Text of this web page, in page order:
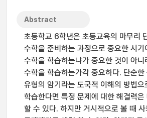
Abstract
초등학교 6학년은 초등교육의 마무리
수학을 준비하는 과정으로 중요한 시기
수학을 학습하는냐가 중요한 것이 아
수학을 학습하는가각 중요하다. 단순한
유형의 암기라는 도국적 이해의 방법으
학습한다면 특정 문제에 대한 해결력은
할 수 있다. 하지만 거시적으로 볼 때